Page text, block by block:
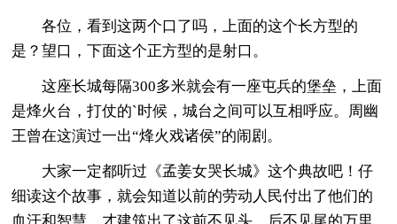
各位，看到这两个口了吗，上面的这个长方型的
是？望口，下面这个正方型的是射口。
这座长城每隔300多米就会有一座屯兵的堡垒，上面
是烽火台，打仗的`时候，城台之间可以互相呼应。周幽
王曾在这演过一出“烽火戏诸侯”的闹剧。
大家一定都听过《孟姜女哭长城》这个典故吧！仔
细读这个故事，就会知道以前的劳动人民付出了他们的